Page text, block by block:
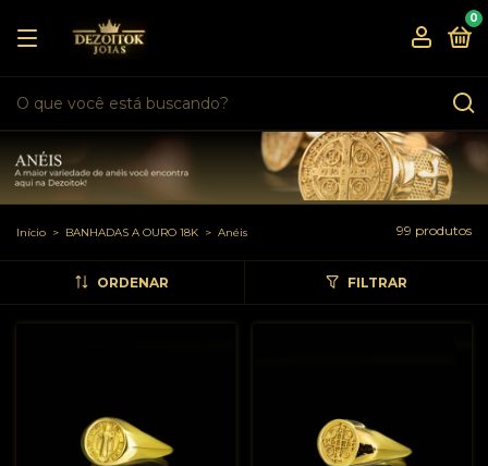
0
Início > BANHADAS A OURO 18K > Anéis 99 produtos
ORDENAR FILTRAR